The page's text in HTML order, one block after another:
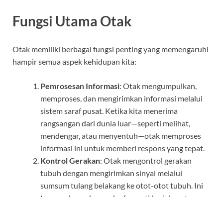
Fungsi Utama Otak
Otak memiliki berbagai fungsi penting yang memengaruhi
hampir semua aspek kehidupan kita:
Pemrosesan Informasi: Otak mengumpulkan,
memproses, dan mengirimkan informasi melalui
sistem saraf pusat. Ketika kita menerima
rangsangan dari dunia luar—seperti melihat,
mendengar, atau menyentuh—otak memproses
informasi ini untuk memberi respons yang tepat.
Kontrol Gerakan: Otak mengontrol gerakan
tubuh dengan mengirimkan sinyal melalui
sumsum tulang belakang ke otot-otot tubuh. Ini